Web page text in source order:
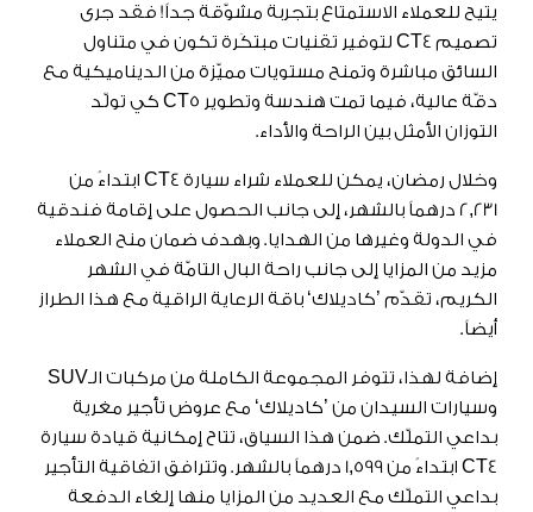
يتيح للعملاء الاستمتاع بتجربة مشوّقة جداً! فقد جرى
تصميم CT4 لتوفير تقنيات مبتكَرة تكون في متناول
السائق مباشرة وتمنح مستويات مميّزة من الديناميكية مع
دقّة عالية، فيما تمت هندسة وتطوير CT5 كي تولّد
التوزان الأمثل بين الراحة والأداء.
وخلال رمضان، يمكن للعملاء شراء سيارة CT4 ابتداءً من
2,231 درهماً بالشهر، إلى جانب الحصول على إقامة فندقية
في الدولة وغيرها من الهدايا. وبهدف ضمان منح العملاء
مزيد من المزايا إلى جانب راحة البال التامّة في الشهر
الكريم، تقدّم ’كاديلاك‘ باقة الرعاية الراقية مع هذا الطراز
أيضاً.
إضافة لهذا، تتوفر المجموعة الكاملة من مركبات الـSUV
وسيارات السيدان من ’كاديلاك‘ مع عروض تأجير مغرية
بداعي التملّك. ضمن هذا السياق، تتاح إمكانية قيادة سيارة
CT4 ابتداءً من 1,599 درهماً بالشهر. وتترافق اتفاقية التأجير
بداعي التملّك مع العديد من المزايا منها إلغاء الدفعة